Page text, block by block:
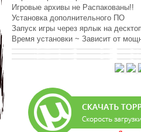
Игровые архивы не Распакованы!!
Установка дополнительного ПО
Запуск игры через ярлык на
Время установки ~ Зависит от